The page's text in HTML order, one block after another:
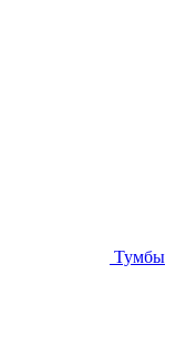
Тумбы